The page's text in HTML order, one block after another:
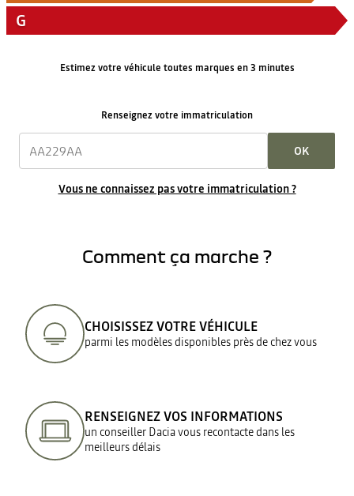
G
Estimez votre véhicule toutes marques en 3 minutes
Renseignez votre immatriculation
OK
Vous ne connaissez pas votre immatriculation ?
Comment ça marche ?
CHOISISSEZ VOTRE VÉHICULE
parmi les modèles disponibles près de chez vous
RENSEIGNEZ VOS INFORMATIONS
un conseiller Dacia vous recontacte dans les
meilleurs délais